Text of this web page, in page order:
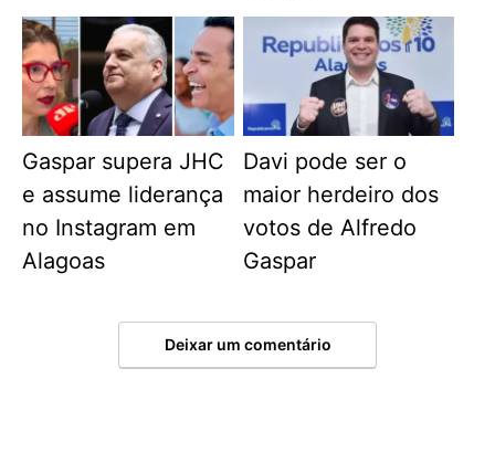
Gaspar supera JHC
e assume liderança
no Instagram em
Alagoas
Davi pode ser o
maior herdeiro dos
votos de Alfredo
Gaspar
Deixar um comentário